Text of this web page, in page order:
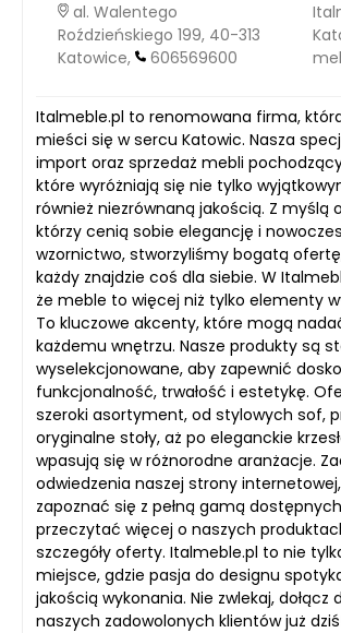
al. Walentego
Roździeńskiego 199, 40-313
Katowice,
606569600
Italmeble.pl to renomowana firma,
mieści się w sercu Katowic. Nasza
import oraz sprzedaż mebli
które wyróżniają się nie tylko
również niezrównaną jakością. Z myślą
którzy cenią sobie elegancję i
wzornictwo, stworzyliśmy bogatą
każdy znajdzie coś dla siebie. W
że meble to więcej niż tylko elementy
To kluczowe akcenty, które mogą
każdemu wnętrzu. Nasze produkty są
wyselekcjonowane, aby zapewnić
funkcjonalność, trwałość i estetykę.
szeroki asortyment, od stylowych sof,
oryginalne stoły, aż po eleganckie
wpasują się w różnorodne aranżacje.
odwiedzenia naszej strony
zapoznać się z pełną gamą
przeczytać więcej o naszych
szczegóły oferty. Italmeble.pl to nie
miejsce, gdzie pasja do designu
jakością wykonania. Nie zwlekaj, dołącz
naszych zadowolonych klientów już